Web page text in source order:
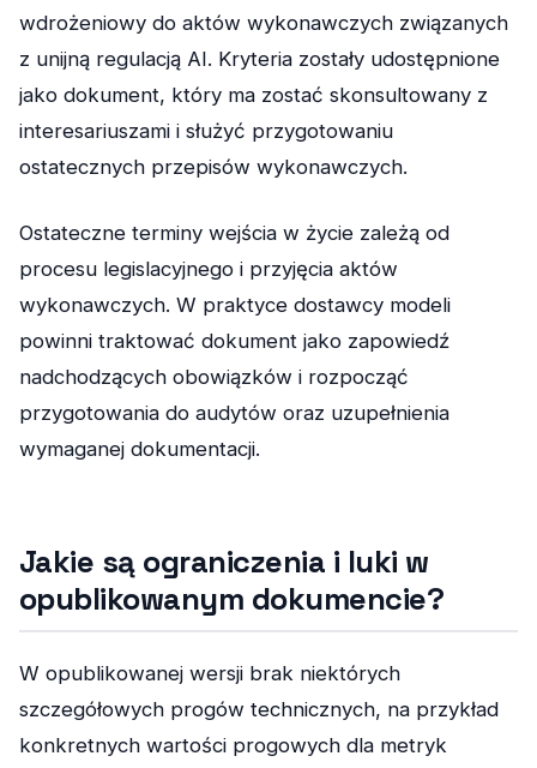
wdrożeniowy do aktów wykonawczych związanych
z unijną regulacją AI. Kryteria zostały udostępnione
jako dokument, który ma zostać skonsultowany z
interesariuszami i służyć przygotowaniu
ostatecznych przepisów wykonawczych.
Ostateczne terminy wejścia w życie zależą od
procesu legislacyjnego i przyjęcia aktów
wykonawczych. W praktyce dostawcy modeli
powinni traktować dokument jako zapowiedź
nadchodzących obowiązków i rozpocząć
przygotowania do audytów oraz uzupełnienia
wymaganej dokumentacji.
Jakie są ograniczenia i luki w
opublikowanym dokumencie?
W opublikowanej wersji brak niektórych
szczegółowych progów technicznych, na przykład
konkretnych wartości progowych dla metryk